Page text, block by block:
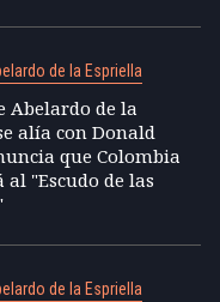
de la Espriella
Abelardo de la
alía con Donald
que Colombia
al "Escudo de las
de la Espriella